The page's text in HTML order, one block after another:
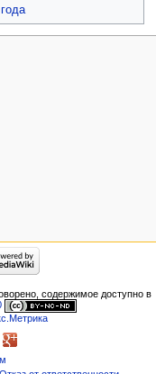
содержимое доступно в